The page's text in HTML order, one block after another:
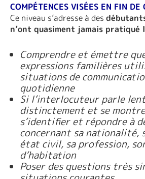
COMPÉTENCES VISÉES EN FIN DE
Ce niveau s’adresse à des
n’ont quasiment jamais pratiqué
Comprendre et émettre
expressions familières
situations de
quotidienne
Si l’interlocuteur parle
distinctement et se
s’identifier et répondre à
concernant sa nationalité,
état civil, sa profession,
d’habitation
Poser des questions très